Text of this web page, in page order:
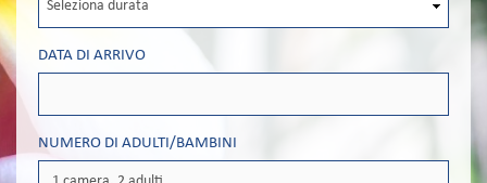
DATA DI ARRIVO
NUMERO DI ADULTI/BAMBINI